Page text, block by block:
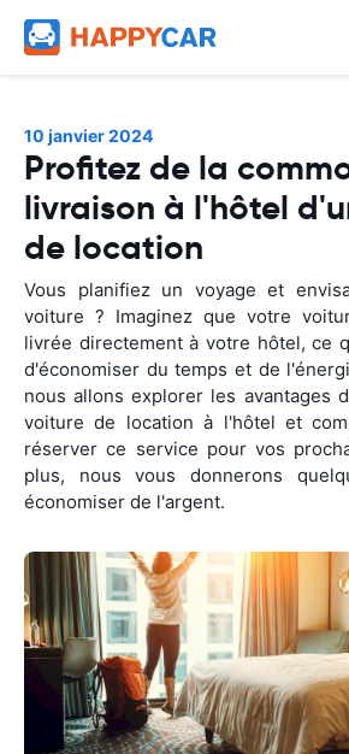
10 janvier 2024
Profitez de la
livraison à l'hôtel
de location
Vous planifiez un voyage et
voiture ? Imaginez que votre
livrée directement à votre hôtel, ce
d'économiser du temps et de
nous allons explorer les avantages
voiture de location à l'hôtel et
réserver ce service pour vos
plus, nous vous donnerons
économiser de l'argent.